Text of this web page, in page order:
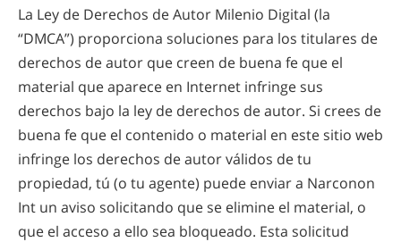
La Ley de Derechos de Autor Milenio Digital (la
“DMCA”) proporciona soluciones para los titulares de
derechos de autor que creen de buena fe que el
material que aparece en Internet infringe sus
derechos bajo la ley de derechos de autor. Si crees de
buena fe que el contenido o material en este sitio web
infringe los derechos de autor válidos de tu
propiedad, tú (o tu agente) puede enviar a Narconon
Int un aviso solicitando que se elimine el material, o
que el acceso a ello sea bloqueado. Esta solicitud